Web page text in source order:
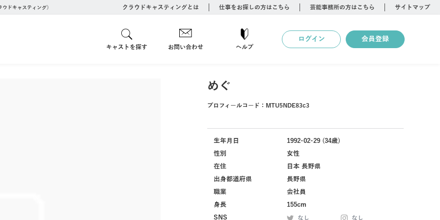
ドキャスティング） クラウドキャスティングとは 仕事をお探しの方はこちら 芸能事務所の方はこちら サイトマップ
キャストを探す お問い合わせ ヘルプ
ログイン 会員登録
めぐ
プロフィールコード： MTU5NDE83c3
生年月日
1992-02-29 (34歳)
性別
女性
在住
日本 長野県
出身都道府県
長野県
職業
会社員
身長
155cm
SNS
なし なし